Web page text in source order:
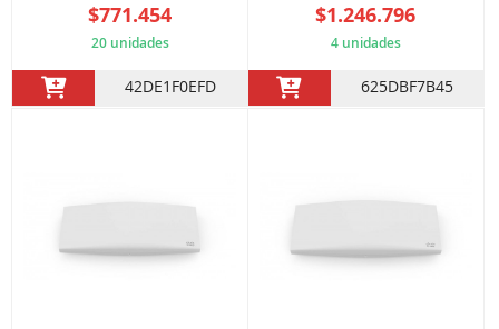
$771.454
20 unidades
42DE1F0EFD
$1.246.796
4 unidades
625DBF7B45